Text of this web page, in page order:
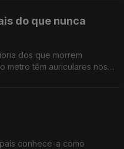
do que nunca
dos que morrem
metro têm auriculares nos
conhece-a como